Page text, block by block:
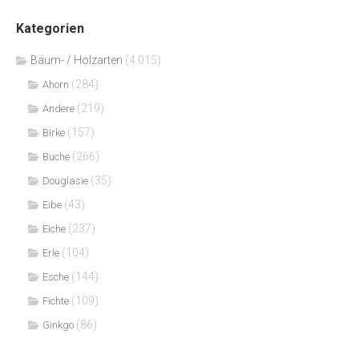
Kategorien
Bäum- / Holzarten (4.015)
Ahorn (284)
Andere (219)
Birke (157)
Buche (266)
Douglasie (35)
Eibe (43)
Eiche (237)
Erle (104)
Esche (144)
Fichte (109)
Ginkgo (86)